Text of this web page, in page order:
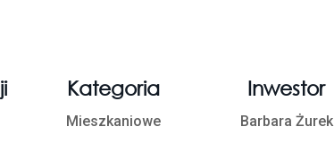
Kategoria
Mieszkaniowe
Inwestor
Barbara Żurek